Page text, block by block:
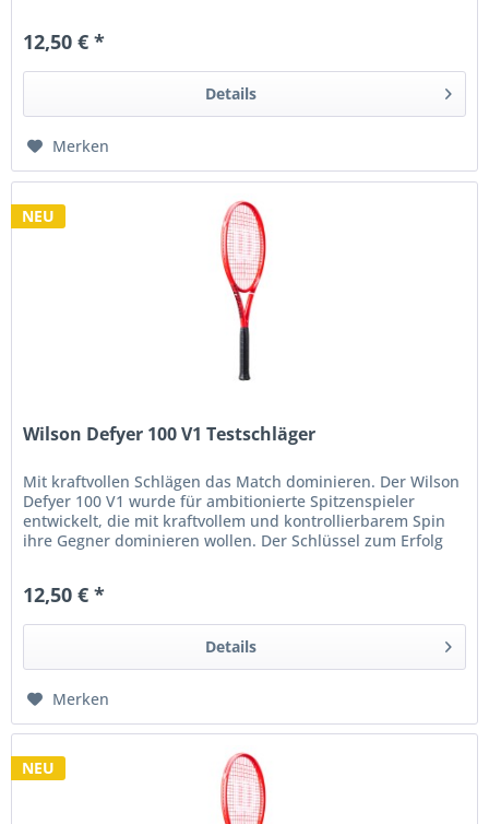
12,50 € *
Details
Merken
NEU
Wilson Defyer 100 V1 Testschläger
Mit kraftvollen Schlägen das Match dominieren. Der Wilson
Defyer 100 V1 wurde für ambitionierte Spitzenspieler
entwickelt, die mit kraftvollem und kontrollierbarem Spin
ihre Gegner dominieren wollen. Der Schlüssel zum Erfolg
12,50 € *
Details
Merken
NEU